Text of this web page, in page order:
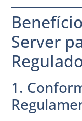
Server
1.